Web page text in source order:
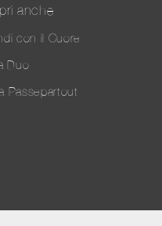
anche
con il Cuore
Duo
Passepartout